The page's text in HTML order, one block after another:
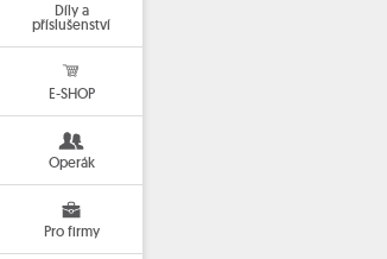
Díly a
příslušenství
E-SHOP
Operák
Pro firmy